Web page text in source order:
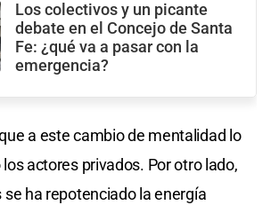
Los colectivos y un picante
debate en el Concejo de Santa
Fe: ¿qué va a pasar con la
emergencia?
a este cambio de mentalidad lo
actores privados. Por otro lado,
se ha repotenciado la energía